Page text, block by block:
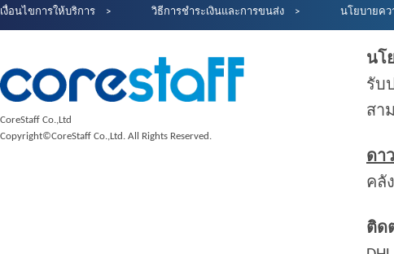
เงื่อนไขการให้บริการ วิธีการชำระเงินและการขนส่ง นโยบายคว
CoreStaff Co.,Ltd
Copyright©CoreStaff Co.,Ltd. All Rights Reserved.
นโ
รับ
สา
ดา
คลั
ติด